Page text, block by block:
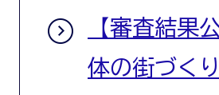
【審査結果
体の街づく